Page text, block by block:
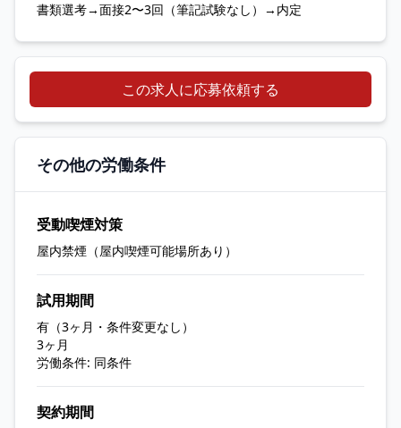
書類選考→面接2〜3回（筆記試験なし）→内定
この求人に応募依頼する
その他の労働条件
受動喫煙対策
屋内禁煙（屋内喫煙可能場所あり）
試用期間
有（3ヶ月・条件変更なし）
3ヶ月
労働条件: 同条件
契約期間